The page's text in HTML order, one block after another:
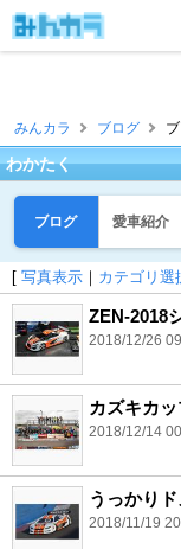
みんカラ ブログ
わかたく
ブログ 愛車紹介
[ 写真表示 ｜ カテゴリ選
ZEN-2018
2018/12/26
カズキカ
2018/12/14
うっかり
2018/11/19